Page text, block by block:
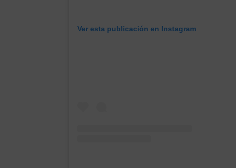
Ver esta publicación en Instagram